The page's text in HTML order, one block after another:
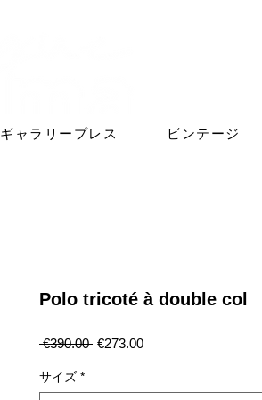
ギャラリープレス ビンテージ
Polo tricoté à double col
€390.00 通
格
€273.00セ
価
サイズ *